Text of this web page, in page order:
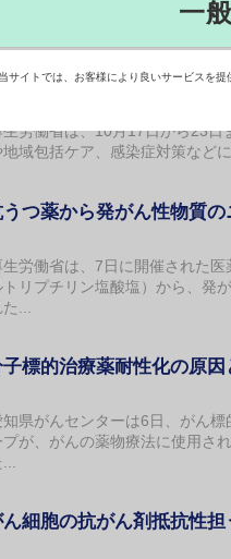
発医薬品の使用推進、薬
労働省は、10月17日から23日
域包括ケア、感染症対策など
つ薬から発がん性物質
労働省は、7日に開催された医
トリプチリン塩酸塩）から、発
...
標的治療薬耐性化の原
県がんセンターは6日、がん標
プが、がんの薬物療法に使用さ
細胞の抗がん剤抵抗性
一般
当サイトでは、お客様により良いサービスを